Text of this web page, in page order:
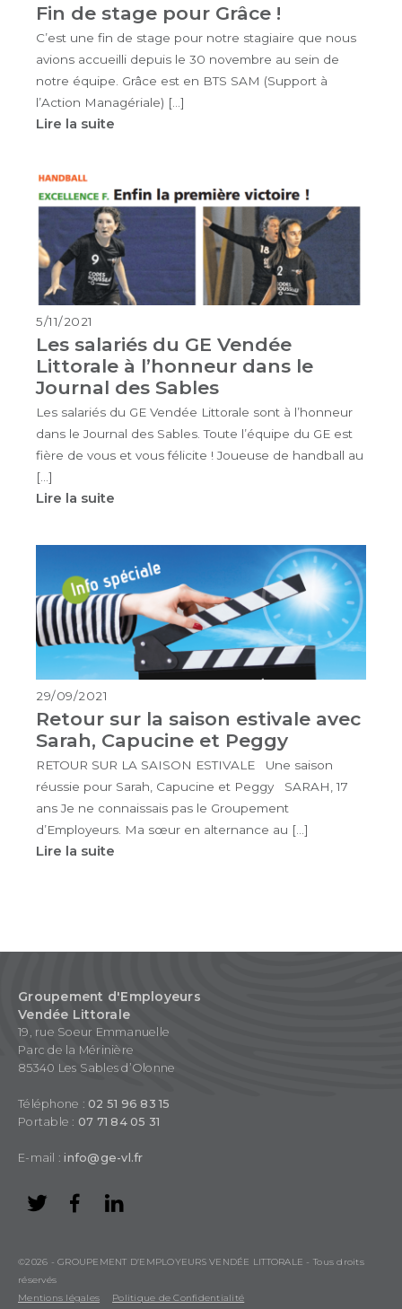
Fin de stage pour Grâce !
C’est une fin de stage pour notre stagiaire que nous
avions accueilli depuis le 30 novembre au sein de
notre équipe. Grâce est en BTS SAM (Support à
l’Action Managériale) […]
Lire la suite
5/11/2021
Les salariés du GE Vendée
Littorale à l’honneur dans le
Journal des Sables
Les salariés du GE Vendée Littorale sont à l’honneur
dans le Journal des Sables. Toute l’équipe du GE est
fière de vous et vous félicite ! Joueuse de handball au
[…]
Lire la suite
29/09/2021
Retour sur la saison estivale avec
Sarah, Capucine et Peggy
RETOUR SUR LA SAISON ESTIVALE Une saison
réussie pour Sarah, Capucine et Peggy SARAH, 17
ans Je ne connaissais pas le Groupement
d’Employeurs. Ma sœur en alternance au […]
Lire la suite
Groupement d'Employeurs
Vendée Littorale
19, rue Soeur Emmanuelle
Parc de la Mérinière
85340 Les Sables d’Olonne
Téléphone : 02 51 96 83 15
Portable : 07 71 84 05 31
E-mail : info@ge-vl.fr
©2026 - GROUPEMENT D’EMPLOYEURS VENDÉE LITTORALE - Tous droits
réservés
Mentions légales
Politique de Confidentialité